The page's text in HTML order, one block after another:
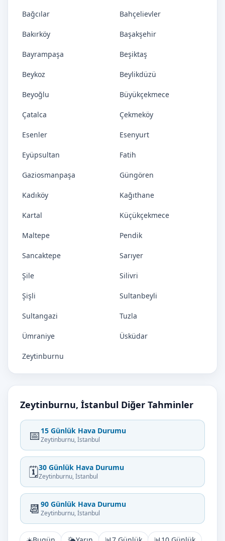
Bağcılar Bahçelievler
Bakırköy Başakşehir
Bayrampaşa Beşiktaş
Beykoz Beylikdüzü
Beyoğlu Büyükçekmece
Çatalca Çekmeköy
Esenler Esenyurt
Eyüpsultan Fatih
Gaziosmanpaşa Güngören
Kadıköy Kağıthane
Kartal Küçükçekmece
Maltepe Pendik
Sancaktepe Sarıyer
Şile Silivri
Şişli Sultanbeyli
Sultangazi Tuzla
Ümraniye Üsküdar
Zeytinburnu
Zeytinburnu, İstanbul Diğer Tahminler
📅 15 Günlük Hava Durumu
Zeytinburnu, İstanbul
🗓️30 Günlük Hava Durumu
Zeytinburnu, İstanbul
📆 90 Günlük Hava Durumu
Zeytinburnu, İstanbul